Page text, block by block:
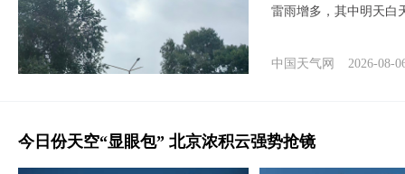
雷雨增多，其中明天白
中国天气网 2026-08-
今日份天空“显眼包” 北京浓积云强势抢镜